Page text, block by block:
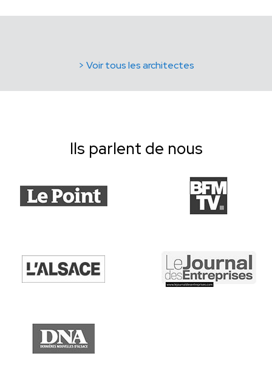
> Voir tous les architectes
Ils parlent de nous